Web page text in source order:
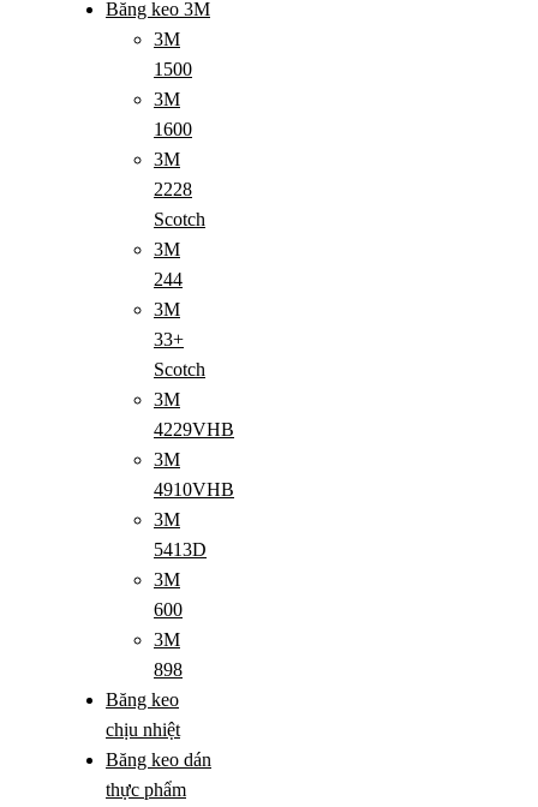
Băng keo 3M
3M
1500
3M
1600
3M
2228
Scotch
3M
244
3M
33+
Scotch
3M
4229VHB
3M
4910VHB
3M
5413D
3M
600
3M
898
Băng keo
chịu nhiệt
Băng keo dán
thực phẩm